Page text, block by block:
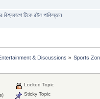
বিশ্বকাপে টিকে রইল পাকিস্তান
& Discussions » Sports
Locked Topic
Sticky Topic